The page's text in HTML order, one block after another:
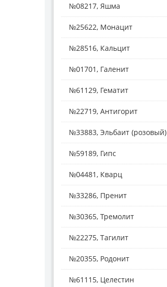
№08217, Яшма
№25622, Монацит
№28516, Кальцит
№01701, Галенит
№61129, Гематит
№22719, Антигорит
№33883, Эльбаит (розовый)
№59189, Гипс
№04481, Кварц
№33286, Пренит
№30365, Тремолит
№22275, Тагилит
№20355, Родонит
№61115, Целестин